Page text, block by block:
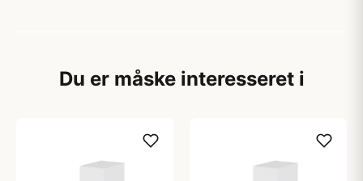
Du er måske interesseret i